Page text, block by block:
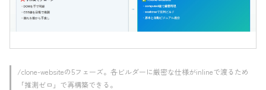
/clone-websiteの5フェーズ。各ビルダーに厳密な仕様がinlineで渡るため
「推測ゼロ」で再構築できる。